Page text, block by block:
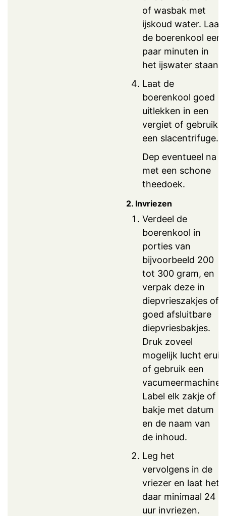
of wasbak met
ijskoud water. Laat
de boerenkool een
paar minuten in
het ijswater staan.
Laat de
boerenkool goed
uitlekken in een
vergiet of gebruik
een slacentrifuge.
Dep eventueel na
met een schone
theedoek.
2. Invriezen
Verdeel de
boerenkool in
porties van
bijvoorbeeld 200
tot 300 gram, en
verpak deze in
diepvrieszakjes of
goed afsluitbare
diepvriesbakjes.
Druk zoveel
mogelijk lucht eruit
of gebruik een
vacumeermachine.
Label elk zakje of
bakje met datum
en de naam van
de inhoud.
Leg het
vervolgens in de
vriezer en laat het
daar minimaal 24
uur invriezen.